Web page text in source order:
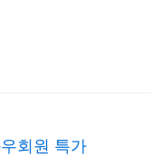
회원 특가